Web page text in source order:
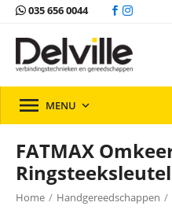
035 656 0044
 MENU 
FATMAX
Home / Handgereedschappen /